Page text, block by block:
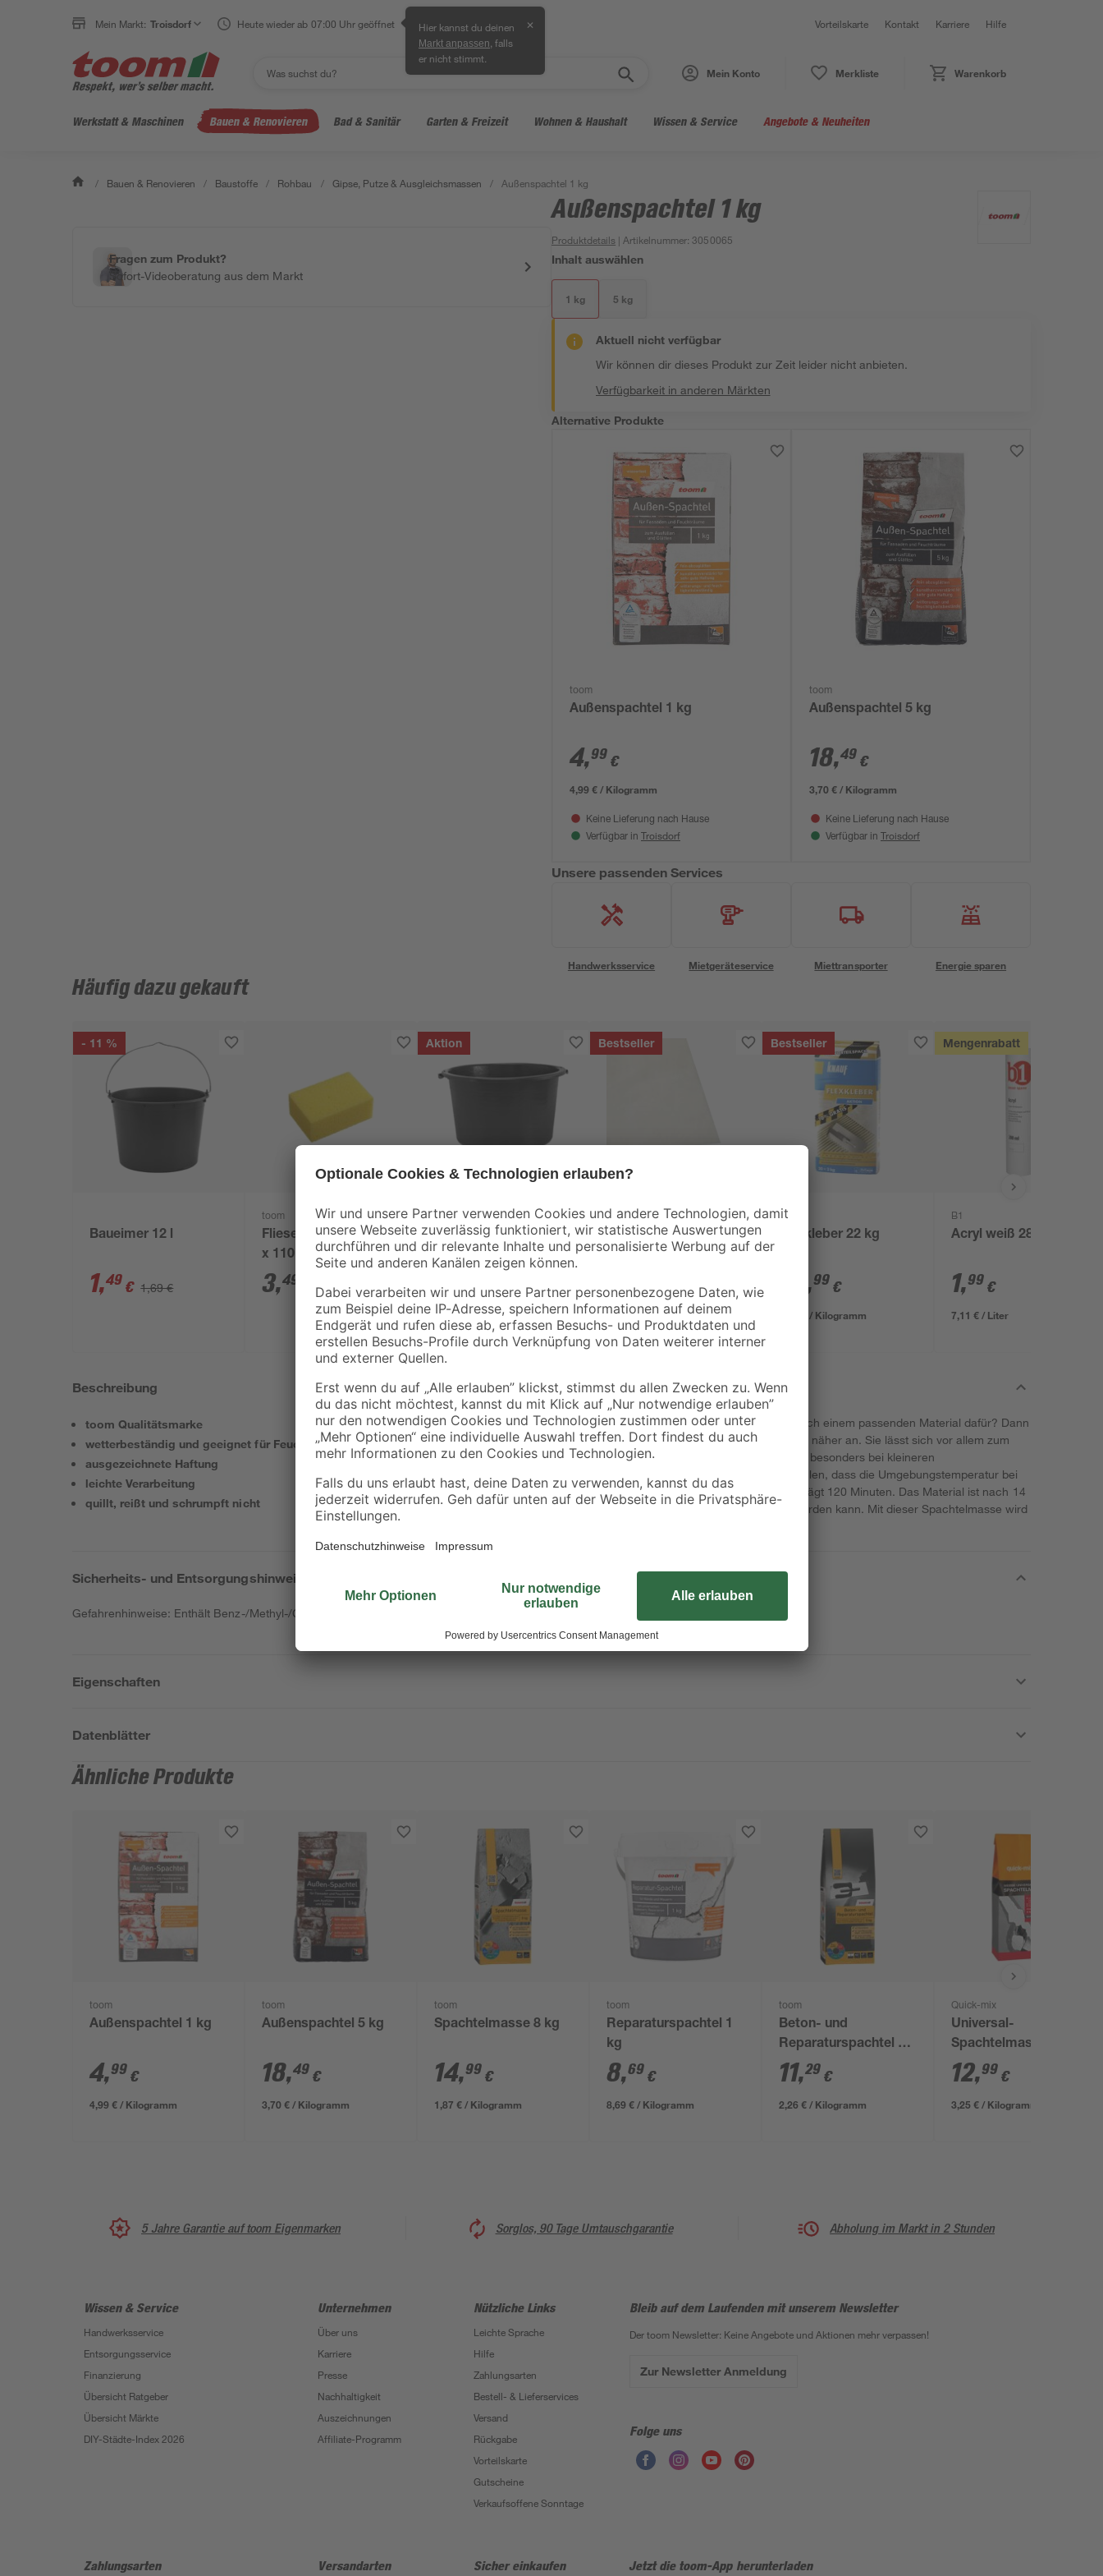
Mein Markt: Troisdorf Heute wieder ab 07:00 Uhr geöffnet Hier kannst du deinen
Markt anpassen , falls
er nicht stimmt.
✕ Vorteilskarte Kontakt Karriere Hilfe
Mein Konto Merkliste Warenkorb
Werkstatt & Maschinen Bauen & Renovieren Bad & Sanitär Garten & Freizeit Wohnen & Haushalt Wissen & Service Angebote & Neuheiten
/ Bauen & Renovieren / Baustoffe / Rohbau / Gipse, Putze & Ausgleichsmassen / Außenspachtel 1 kg
Fragen zum Produkt?
Sofort-Videoberatung aus dem Markt
Außenspachtel 1 kg
Produktdetails | Artikelnummer:3050065
Inhalt auswählen
1 kg 5 kg
Aktuell nicht verfügbar
Wir können dir dieses Produkt zur Zeit leider nicht anbieten.
Verfügbarkeit in anderen Märkten
Alternative Produkte
toom
Außenspachtel 1 kg
4,99 €
4,99 € / Kilogramm
Keine Lieferung nach Hause
Verfügbar in Troisdorf
toom
Außenspachtel 5 kg
18,49 €
3,70 € / Kilogramm
Keine Lieferung nach Hause
Verfügbar in Troisdorf
Unsere passenden Services
Handwerksservice Mietgeräteservice Miettransporter Energie sparen
Häufig dazu gekauft
- 11 %
Baueimer 12 l
1,49 € 1,69 €
toom
Fliesenschwamm 165
x 110 x 65 mm
3,49
Aktion
Mörtelkübel 'Profi
Line' 40 l
4, € 5,49 €
Bestseller
B1
Abdeckplane
Polyethylen
0, €/ m²
1,29 € / Pack
Bestseller
Knauf
Flexkleber 22 kg
,99 €
1,18 € / Kilogramm
Mengenrabatt
B1
Acryl weiß 280 ml
1,99 €
7,11 € / Liter
Beschreibung
toom Qualitätsmarke
wetterbeständig und geeignet für Feuchträume
ausgezeichnete Haftung
leichte Verarbeitung
quillt, reißt und schrumpft nicht
Steht bei dir ein Bauprojekt an und du suchst nach einem passenden Material dafür? Dann
schau dir diese Spachtelmasse von toom einmal näher an. Sie lässt sich vor allem zum
Verfüllen von Untergründen nutzen und ist dir so besonders bei kleineren
Sanierungsarbeiten eine große Hilfe. Wir empfehlen, dass die Umgebungstemperatur bei
mindestens 5 °C liegt. Die Verarbeitungszeit beträgt 120 Minuten. Das Material ist nach 14
Stunden so weit getrocknet, dass es belastet werden kann. Mit dieser Spachtelmasse wird
Sicherheits- und Entsorgungshinweise
Gefahrenhinweise: Enthält Benz-/Methyl-/Chlormethyl-Isothiazolinon. Kann allergische Reaktionen hervorrufen.
Eigenschaften
Datenblätter
Ähnliche Produkte
toom
Außenspachtel 1 kg
4,99 €
4,99 € / Kilogramm
toom
Außenspachtel 5 kg
18,49 €
3,70 € / Kilogramm
toom
Spachtelmasse 8 kg
14,99 €
1,87 € / Kilogramm
toom
Reparaturspachtel 1
kg
8,69 €
8,69 € / Kilogramm
toom
Beton- und
Reparaturspachtel 5
kg
11,29 €
2,26 € / Kilogramm
Quick-mix
Universal-
Spachtelmasse 4 kg
12,99 €
3,25 € / Kilogramm
5 Jahre Garantie auf toom Eigenmarken Sorglos, 90 Tage Umtauschgarantie Abholung im Markt in 2 Stunden
Wissen & Service
Handwerksservice
Entsorgungsservice
Finanzierung
Übersicht Ratgeber
Übersicht Märkte
DIY-Städte-Index 2026
Unternehmen
Über uns
Karriere
Presse
Nachhaltigkeit
Auszeichnungen
Affiliate-Programm
Nützliche Links
Leichte Sprache
Hilfe
Zahlungsarten
Bestell- & Lieferservices
Versand
Rückgabe
Vorteilskarte
Gutscheine
Verkaufsoffene Sonntage
Bleib auf dem Laufenden mit unserem Newsletter
Der toom Newsletter: Keine Angebote und Aktionen mehr verpassen!
Zur Newsletter Anmeldung
Folge uns
Zahlungsarten Versandarten Sicher einkaufen Jetzt die toom-App herunterladen